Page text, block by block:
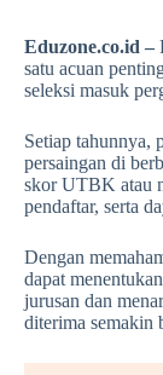
Eduzone.co.id –
satu acuan
seleksi masuk
Setiap tahunnya,
persaingan di
skor UTBK atau
pendaftar, serta
Dengan
dapat
jurusan dan
diterima semakin